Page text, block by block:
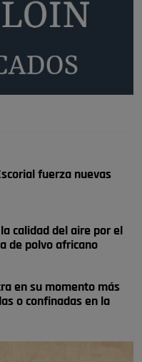
de la
Senado, en la
de la …
de la …
fuerza nuevas
calidad del aire por el
de polvo africano
en su momento más
o confinadas en la